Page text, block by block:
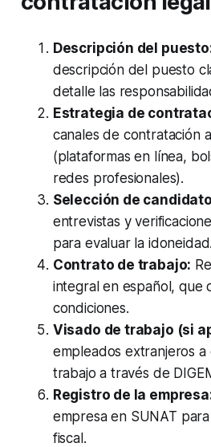
Descripción del
descripción del puesto
detalle las
Estrategia de
canales de contratación
(plataformas en línea,
redes profesionales).
Selección de
entrevistas y
para evaluar la idoneidad.
Contrato de trabajo:
integral en español, que
condiciones.
Visado de trabajo (si
empleados extranjeros
trabajo a través de
Registro de la
empresa en SUNAT
fiscal.